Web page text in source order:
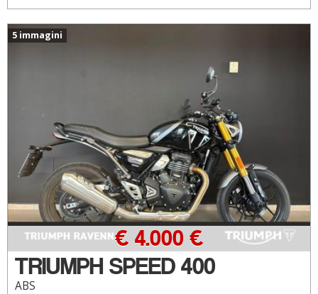
5 immagini
TRIUMPH SPEED 400
ABS
€ 4.000 €